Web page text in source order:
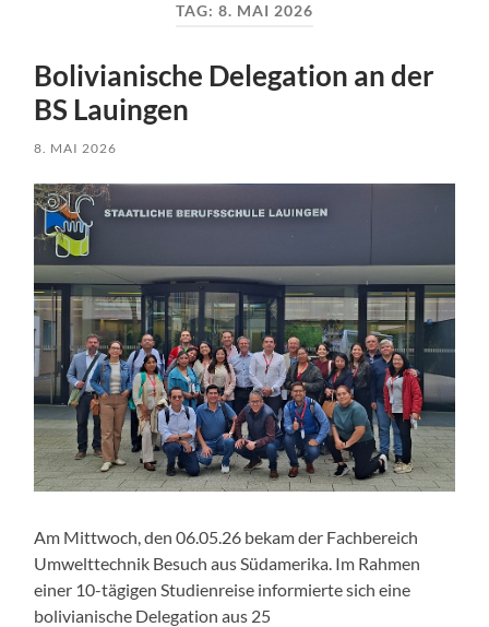
TAG: 8. MAI 2026
Bolivianische Delegation an der
BS Lauingen
8. MAI 2026
Am Mittwoch, den 06.05.26 bekam der Fachbereich
Umwelttechnik Besuch aus Südamerika. Im Rahmen
einer 10-tägigen Studienreise informierte sich eine
bolivianische Delegation aus 25